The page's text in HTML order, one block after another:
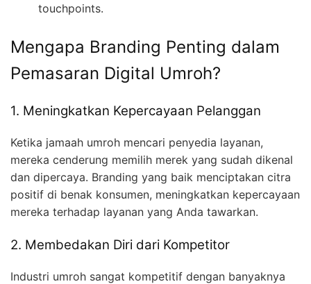
touchpoints.
Mengapa Branding Penting dalam
Pemasaran Digital Umroh?
1. Meningkatkan Kepercayaan Pelanggan
Ketika jamaah umroh mencari penyedia layanan,
mereka cenderung memilih merek yang sudah dikenal
dan dipercaya. Branding yang baik menciptakan citra
positif di benak konsumen, meningkatkan kepercayaan
mereka terhadap layanan yang Anda tawarkan.
2. Membedakan Diri dari Kompetitor
Industri umroh sangat kompetitif dengan banyaknya